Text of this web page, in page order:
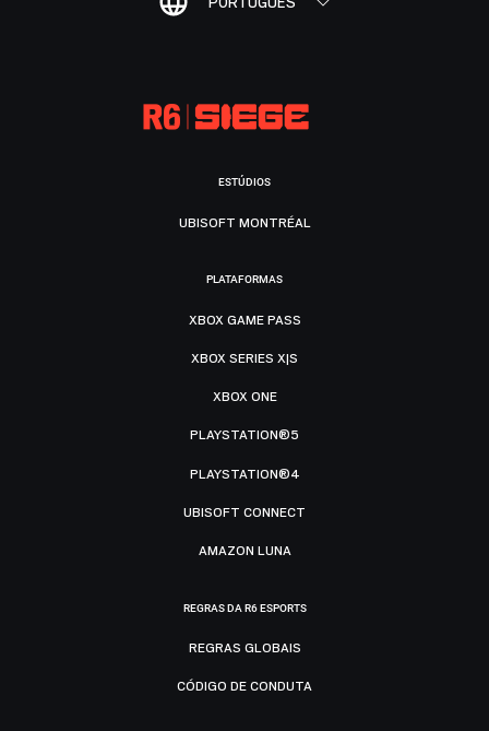
ESTÚDIOS
UBISOFT MONTRÉAL
PLATAFORMAS
XBOX GAME PASS
XBOX SERIES X|S
XBOX ONE
PLAYSTATION®5
PLAYSTATION®4
UBISOFT CONNECT
AMAZON LUNA
REGRAS DA R6 ESPORTS
REGRAS GLOBAIS
CÓDIGO DE CONDUTA